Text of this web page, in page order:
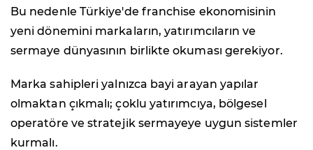
Bu nedenle Türkiye'de franchise ekonomisinin
yeni dönemini markaların, yatırımcıların ve
sermaye dünyasının birlikte okuması gerekiyor.
Marka sahipleri yalnızca bayi arayan yapılar
olmaktan çıkmalı; çoklu yatırımcıya, bölgesel
operatöre ve stratejik sermayeye uygun sistemler
kurmalı.